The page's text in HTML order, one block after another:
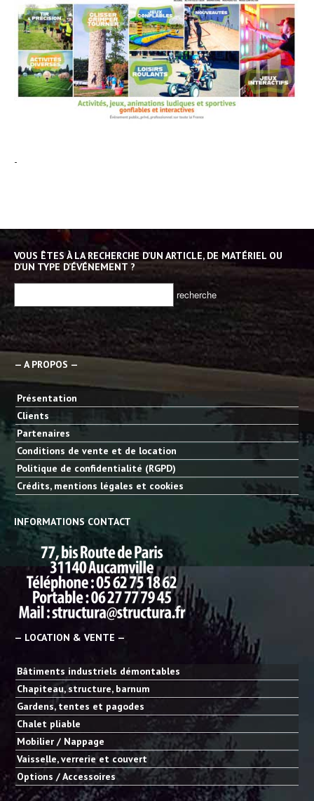
-
VOUS ÊTES À LA RECHERCHE D’UN ARTICLE, DE MATÉRIEL OU
D’UN TYPE D’ÉVÉNEMENT ?
— A PROPOS —
Présentation
Clients
Partenaires
Conditions de vente et de location
Politique de confidentialité (RGPD)
Crédits, mentions légales et cookies
INFORMATIONS CONTACT
— LOCATION & VENTE —
Bâtiments industriels démontables
Chapiteau, structure, barnum
Gardens, tentes et pagodes
Chalet pliable
Mobilier / Nappage
Vaisselle, verrerie et couvert
Options / Accessoires